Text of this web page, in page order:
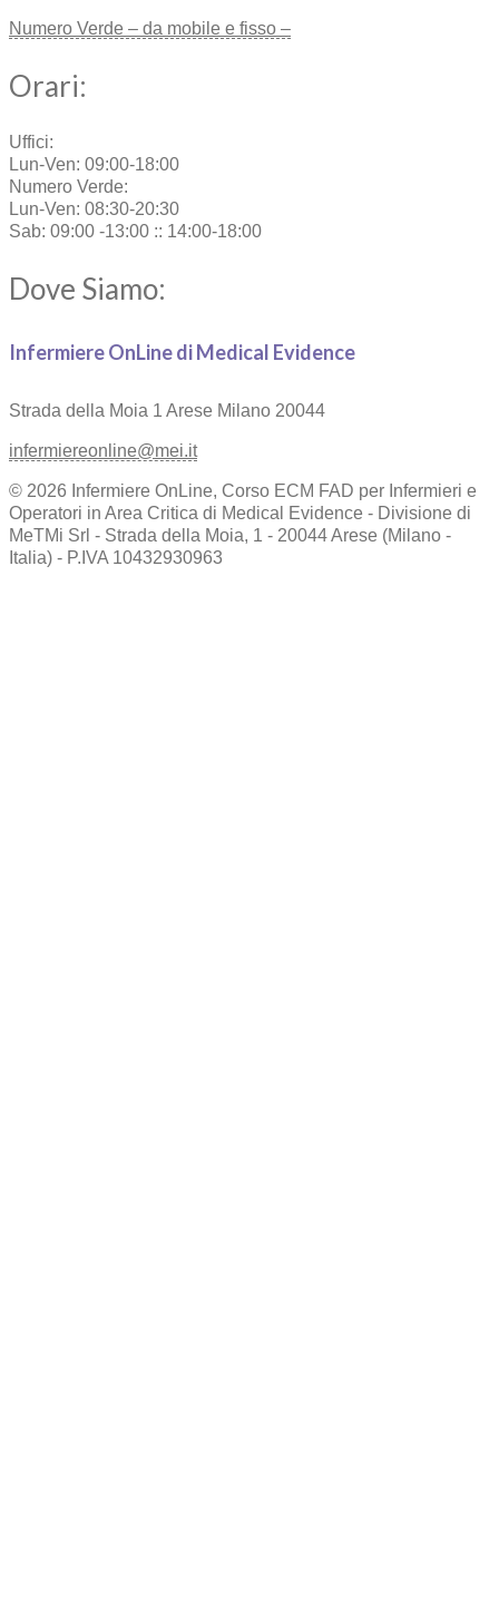
Numero Verde – da mobile e fisso –
Orari:
Uffici:
Lun-Ven: 09:00-18:00
Numero Verde:
Lun-Ven: 08:30-20:30
Sab: 09:00 -13:00 :: 14:00-18:00
Dove Siamo:
Infermiere OnLine di Medical Evidence
Strada della Moia 1 Arese Milano 20044
infermiereonline@mei.it
© 2026 Infermiere OnLine, Corso ECM FAD per Infermieri e
Operatori in Area Critica di Medical Evidence - Divisione di
MeTMi Srl - Strada della Moia, 1 - 20044 Arese (Milano -
Italia) - P.IVA 10432930963